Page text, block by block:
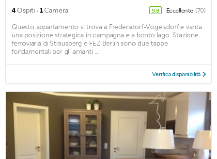
4Ospiti · 1Camera 9,8 Eccellente (70)
Questo appartamento si trova a Fredersdorf-Vogelsdorf e vanta
una posizione strategica in campagna e a bordo lago. Stazione
ferroviaria di Strausberg e FEZ Berlin sono due tappe
fondamentali per gli amanti ...
Verifica disponibilità